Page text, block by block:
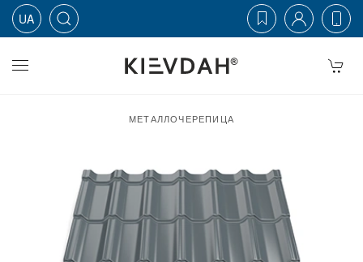
Skip to main content
UA
МЕТАЛЛОЧЕРЕПИЦА